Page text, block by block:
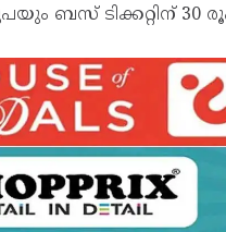
രൂപയും ബസ് ടിക്കറ്റിന്